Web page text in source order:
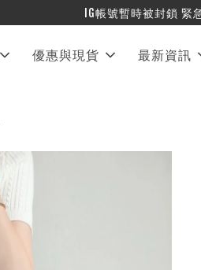
優惠與現貨 最新資訊